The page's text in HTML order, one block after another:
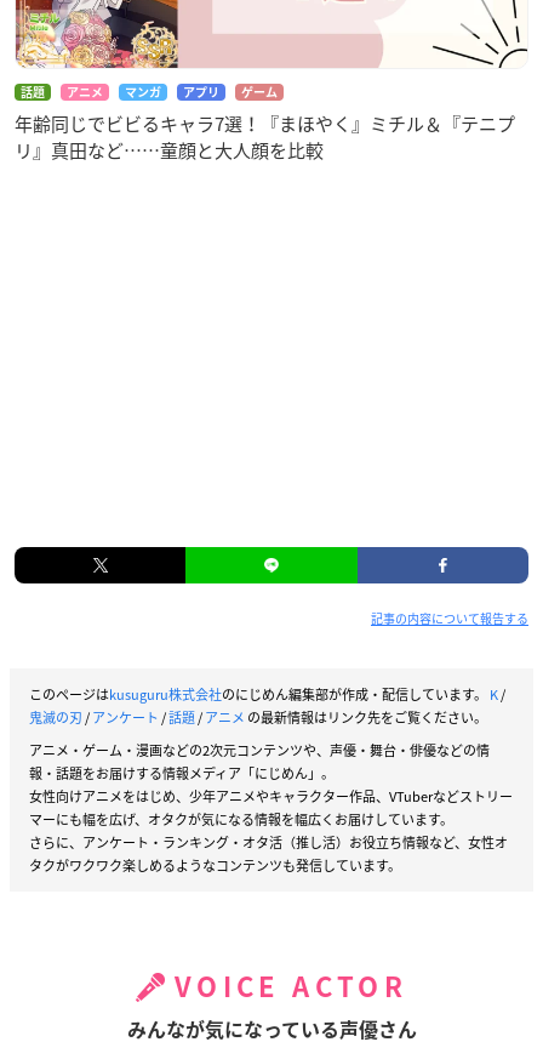
話題 アニメ マンガ アプリ ゲーム
年齢同じでビビるキャラ7選！『まほやく』ミチル＆『テニプ
リ』真田など……童顔と大人顔を比較
記事の内容について報告する
このページはkusuguru株式会社のにじめん編集部が作成・配信しています。 K/
鬼滅の刃/アンケート /話題/アニメ の最新情報はリンク先をご覧ください。
アニメ・ゲーム・漫画などの2次元コンテンツや、声優・舞台・俳優などの情
報・話題をお届けする情報メディア「にじめん」。
女性向けアニメをはじめ、少年アニメやキャラクター作品、VTuberなどストリー
マーにも幅を広げ、オタクが気になる情報を幅広くお届けしています。
さらに、アンケート・ランキング・オタ活（推し活）お役立ち情報など、女性オ
タクがワクワク楽しめるようなコンテンツも発信しています。
VOICE ACTOR
みんなが気になっている声優さん